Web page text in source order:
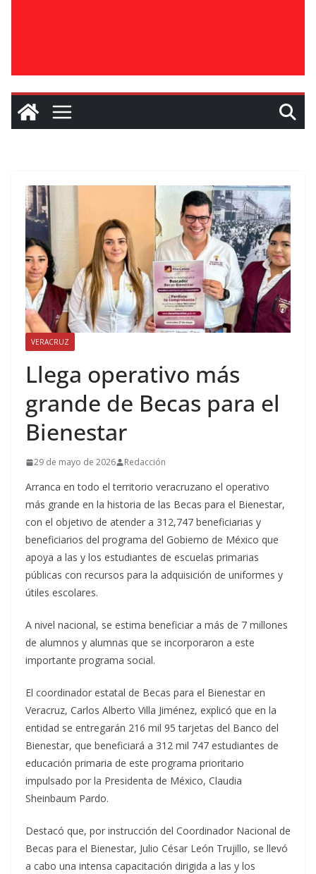
VERACRUZ
Llega operativo más
grande de Becas para el
Bienestar
29 de mayo de 2026 Redacción
Arranca en todo el territorio veracruzano el operativo
más grande en la historia de las Becas para el Bienestar,
con el objetivo de atender a 312,747 beneficiarias y
beneficiarios del programa del Gobierno de México que
apoya a las y los estudiantes de escuelas primarias
públicas con recursos para la adquisición de uniformes y
útiles escolares.
A nivel nacional, se estima beneficiar a más de 7 millones
de alumnos y alumnas que se incorporaron a este
importante programa social.
El coordinador estatal de Becas para el Bienestar en
Veracruz, Carlos Alberto Villa Jiménez, explicó que en la
entidad se entregarán 216 mil 95 tarjetas del Banco del
Bienestar, que beneficiará a 312 mil 747 estudiantes de
educación primaria de este programa prioritario
impulsado por la Presidenta de México, Claudia
Sheinbaum Pardo.
Destacó que, por instrucción del Coordinador Nacional de
Becas para el Bienestar, Julio César León Trujillo, se llevó
a cabo una intensa capacitación dirigida a las y los